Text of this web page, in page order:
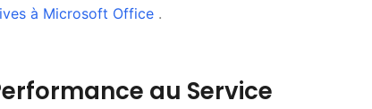
à Microsoft Office .
au Service